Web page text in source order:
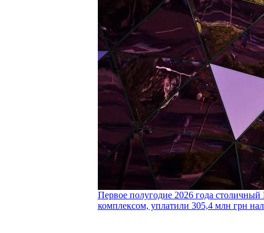
Первое полугодие 2026 года
комплексом, уплатили 305,4 млн грн